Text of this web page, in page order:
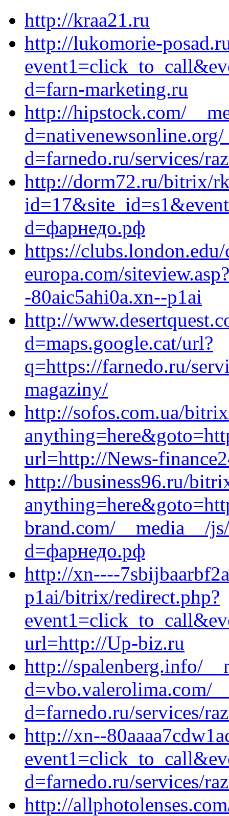
http://kraa21.ru
http://lukomorie-
d=farn-marketing.ru
http://hipstock.com/
d=farnedo.ru/services/
http://dorm72.ru/bitrix/
d=фарнедо.рф
https://
europa.com/
-80aic5ahi0a.xn--p1ai
http://
d=maps.google.cat/url?
q=https://farnedo.ru/
magaziny/
http://sofos.com.ua/
url=http://News-
http://business96.ru/
brand.com/__media__/
d=фарнедо.рф
http://xn----
p1ai/bitrix/redirect.php?
url=http://Up-biz.ru
http://spalenberg.info/
d=vbo.valerolima.com/
d=farnedo.ru/services/
http://xn--
d=farnedo.ru/services/
http://